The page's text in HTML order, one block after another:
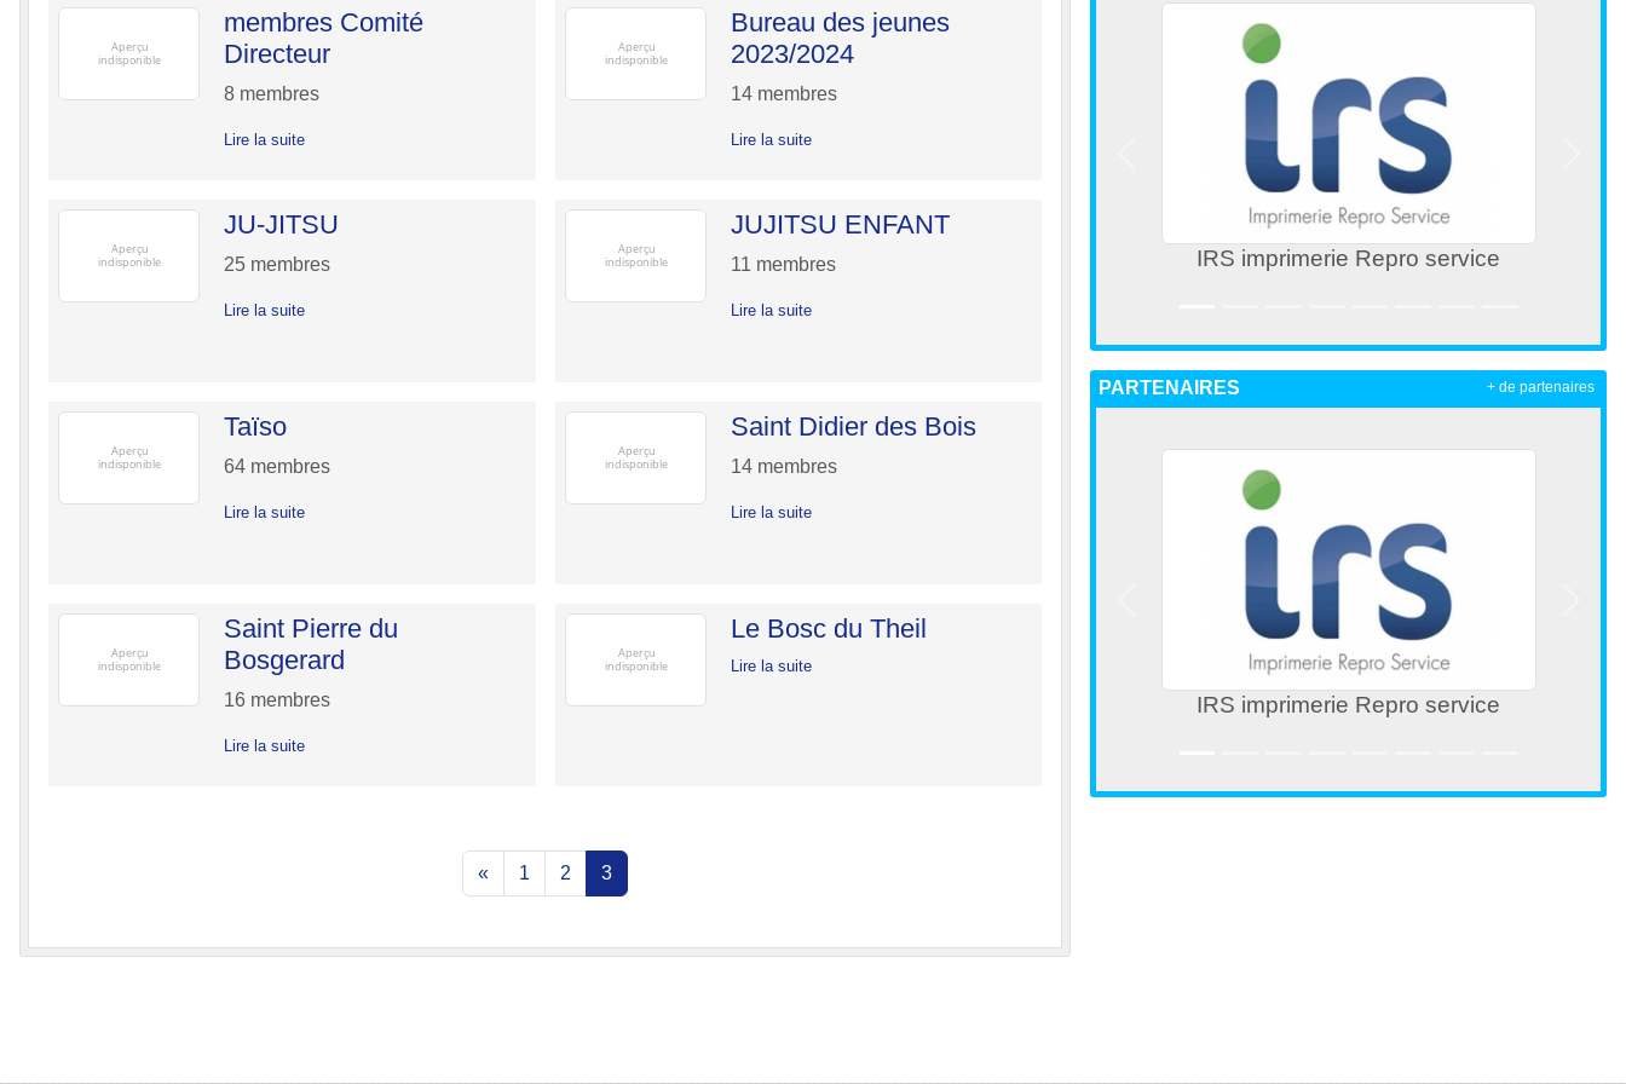
membres Comité
Directeur
8membres
Lire la suite
Bureau des jeunes
2023/2024
14membres
Lire la suite
JU-JITSU
25membres
Lire la suite
JUJITSU ENFANT
11 membres
Lire la suite
Taïso
64membres
Lire la suite
Saint Didier des Bois
14membres
Lire la suite
Saint Pierre du
Bosgerard
16membres
Lire la suite
Le Bosc du Theil
Lire la suite
« 1 2 3
IRS imprimerie Repro service
PARTENAIRES
IRS imprimerie Repro service
+ de partenaires